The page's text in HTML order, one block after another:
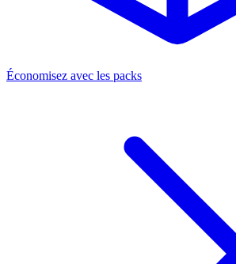
Économisez avec les packs